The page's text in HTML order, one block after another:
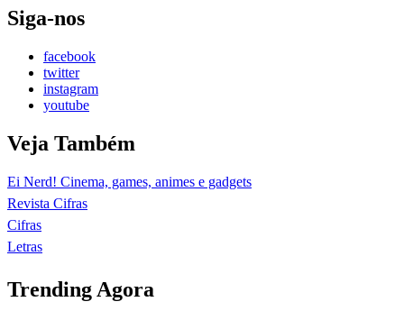
Siga-nos
facebook
twitter
instagram
youtube
Veja Também
Ei Nerd! Cinema, games, animes e gadgets
Revista Cifras
Cifras
Letras
Trending Agora